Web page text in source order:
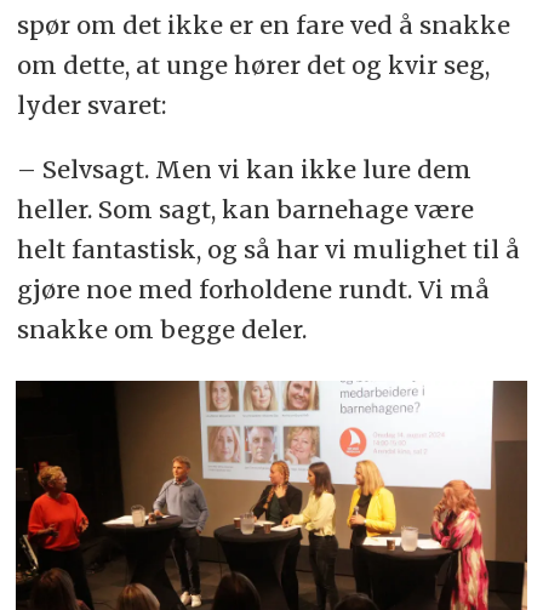
spør om det ikke er en fare ved å snakke
om dette, at unge hører det og kvir seg,
lyder svaret:
– Selvsagt. Men vi kan ikke lure dem
heller. Som sagt, kan barnehage være
helt fantastisk, og så har vi mulighet til å
gjøre noe med forholdene rundt. Vi må
snakke om begge deler.